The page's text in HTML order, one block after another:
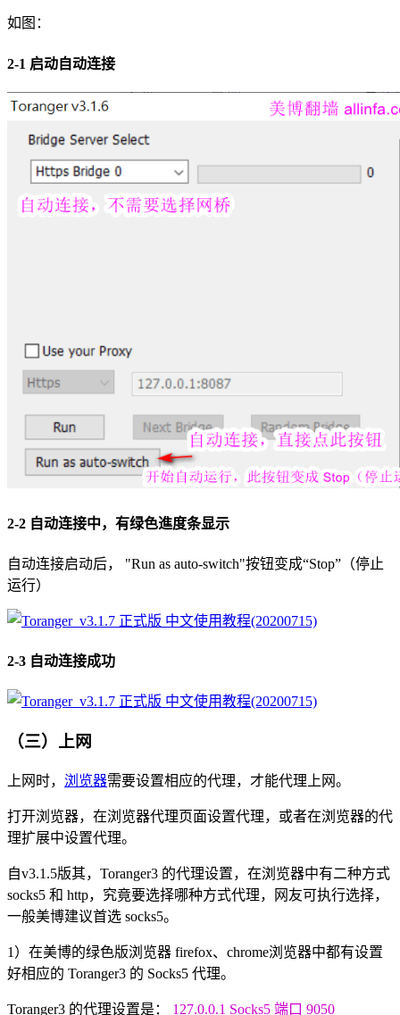
如图：
2-1 启动自动连接
2-2 自动连接中，有绿色進度条显示
自动连接启动后， "Run as auto-switch"按钮变成“Stop”（停止
运行）
2-3 自动连接成功
（三）上网
上网时， 浏览器需要设置相应的代理，才能代理上网。
打开浏览器，在浏览器代理页面设置代理，或者在浏览器的代
理扩展中设置代理。
自v3.1.5版其，Toranger3 的代理设置，在浏览器中有二种方式
socks5 和 http，究竟要选择哪种方式代理，网友可执行选择，
一般美博建议首选 socks5。
1）在美博的绿色版浏览器 firefox、chrome浏览器中都有设置
好相应的 Toranger3 的 Socks5 代理。
Toranger3 的代理设置是： 127.0.0.1 Socks5 端口 9050